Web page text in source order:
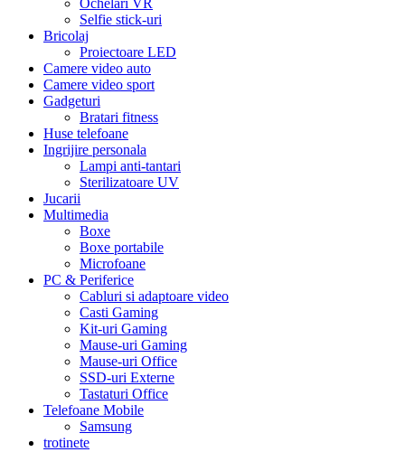
Ochelari VR
Selfie stick-uri
Bricolaj
Proiectoare LED
Camere video auto
Camere video sport
Gadgeturi
Bratari fitness
Huse telefoane
Ingrijire personala
Lampi anti-tantari
Sterilizatoare UV
Jucarii
Multimedia
Boxe
Boxe portabile
Microfoane
PC & Periferice
Cabluri si adaptoare video
Casti Gaming
Kit-uri Gaming
Mause-uri Gaming
Mause-uri Office
SSD-uri Externe
Tastaturi Office
Telefoane Mobile
Samsung
trotinete